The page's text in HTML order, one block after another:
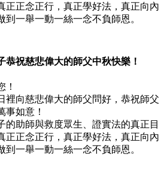
正正念正行，真正學好法，真正向內
一舉一動一絲一念不負師恩。
恭祝慈悲偉大的師父中秋快樂！
！
裡向慈悲偉大的師父問好，恭祝師父
事如意！
的助師與救度眾生、證實法的真正目
正正念正行，真正學好法，真正向內
一舉一動一絲一念不負師恩。